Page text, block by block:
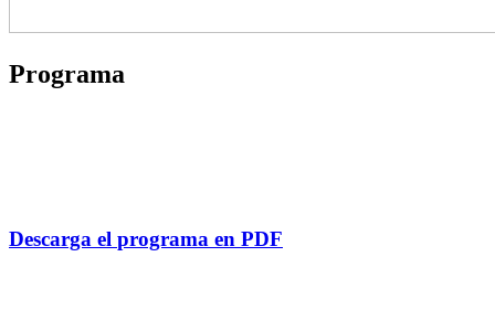
Programa
Descarga el programa en PDF